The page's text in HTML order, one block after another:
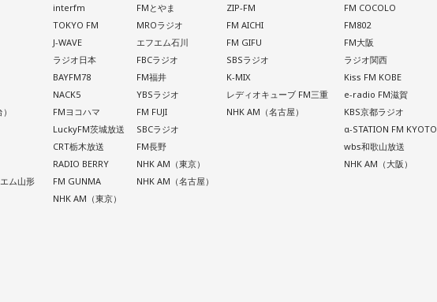
ム山形
interfm
TOKYO FM
J-WAVE
ラジオ日本
BAYFM78
NACK5
FMヨコハマ
LuckyFM茨城放送
CRT栃木放送
RADIO BERRY
FM GUNMA
NHK AM（東京）
FMとやま
MROラジオ
エフエム石川
FBCラジオ
FM福井
YBSラジオ
FM FUJI
SBCラジオ
FM長野
NHK AM（東京）
NHK AM（名古屋）
ZIP-FM
FM AICHI
FM GIFU
SBSラジオ
K-MIX
レディオキューブ FM三重
NHK AM（名古屋）
FM COCOLO
FM802
FM大阪
ラジオ関西
Kiss FM KOBE
e-radio FM滋賀
KBS京都ラジオ
α-STATION FM KYOTO
wbs和歌山放送
NHK AM（大阪）